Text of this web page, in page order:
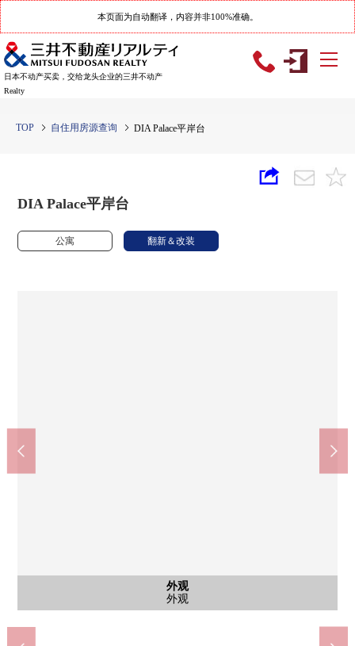
本页面为自动翻译，内容并非100%准确。
日本不动产买卖，交给龙头企业的三井不动产
Realty
TOP 自住用房源查询 DIA Palace平岸台
DIA Palace平岸台
公寓 翻新＆改装
外观
外观
入口
入口
外观
外观
外观
外观
外观
外观
外观
外观
停车场
停车场
停车场
停车场
地下铁南北线"南平岸"车站(约1040m)
AEON札幌西冈店(约810m)
平岸台诊所(约120m)
SUNDRUG月寒西店(约1160m)
Lawson札幌平岸8条13丁目商店(约410m)
札幌平岸六条邮局(约300m)
札幌市立平岸高地小学(约1550m)
陵陽中学校(约720m)